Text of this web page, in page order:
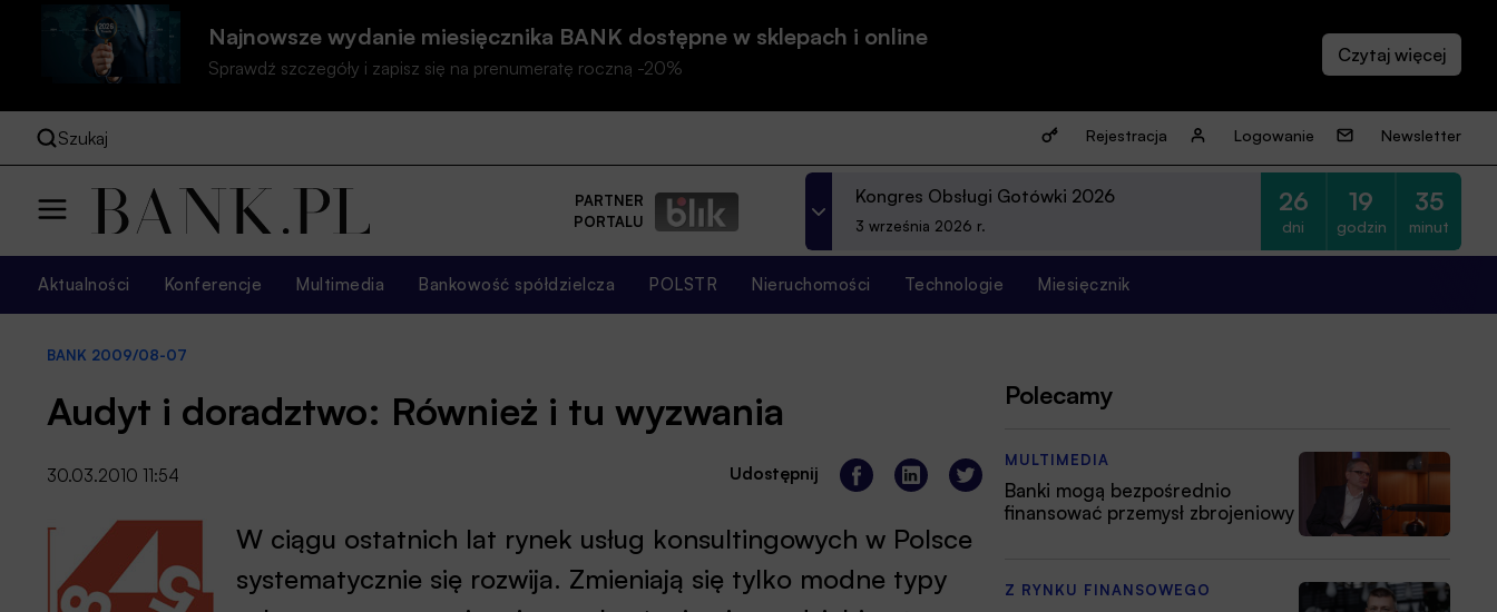
Najnowsze wydanie miesięcznika BANK dostępne w sklepach i online
Sprawdź szczegóły i zapisz się na prenumeratę roczną -20%
Szukaj Rejestracja Logowanie Newsletter
PARTNER
PORTALU
Kongres Obsługi Gotówki 2026
3 września 2026 r.
26
dni
19
godzin
35
minut
Aktualności Konferencje Multimedia Bankowość spółdzielcza POLSTR Nieruchomości Technologie Miesięcznik
BANK 2009/08-07
Audyt i doradztwo: Również i tu wyzwania
30.03.2010 11:54 Udostępnij
W ciągu ostatnich lat rynek usług konsultingowych w Polsce
systematycznie się rozwija. Zmieniają się tylko modne typy
Polecamy
MULTIMEDIA
Banki mogą bezpośrednio
finansować przemysł zbrojeniowy
Z RYNKU FINANSOWEGO